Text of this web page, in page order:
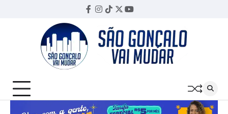
Facebook
Instagram
TikTok
TwitterYouTube